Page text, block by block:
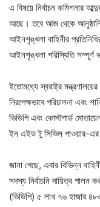
এ বিষয়ে নির্বাচন কমিশনার
আছে। তবে আজ থেকে
আইনশৃঙ্খলা বাহিনীর
আইনশৃঙ্খলা পরিস্থিতি সম্পূর্ণ
ইতোমধ্যে স্বরাষ্ট্র
নিরপেক্ষভাবে পরিচালনা এবং
ভিডিপি এবং কোস্টগার্ড
ইন এইড টু সিভিল পাওয়ার-এর
জানা গেছে, এবার বিভিন্ন
সদস্য নির্বাচনি দায়িত্ব পালন
(ভিডিপি) ৫ লাখ ৭৬ হাজার